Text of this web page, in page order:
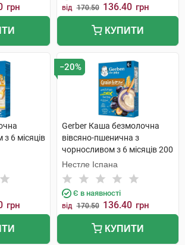
грн від 170.50 136.40 грн
КУПИТИ
6 місяців
грн
−20%
Gerber Каша безмолочна
вівсяно-пшенична з
чорносливом з 6 місяців 200
г 1 коробка
Нестле Іспана
Є в наявності
від 170.50 136.40 грн
КУПИТИ